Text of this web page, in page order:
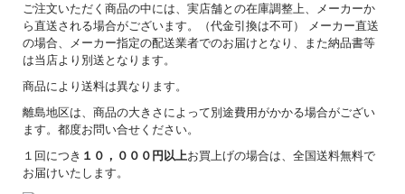
ご注文いただく商品の中には、実店舗との在庫調整上、メーカーか
ら直送される場合がございます。（代金引換は不可） メーカー直送
の場合、メーカー指定の配送業者でのお届けとなり、また納品書等
は当店より別送となります。
商品により送料は異なります。
離島地区は、商品の大きさによって別途費用がかかる場合がござい
ます。都度お問い合せください。
１回につき １０，０００円以上お買上げの場合は、全国送料無料で
お届けいたします。